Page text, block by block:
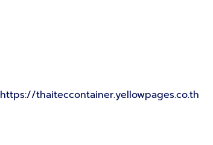
https://thaiteccontainer.yellowpages.co.th